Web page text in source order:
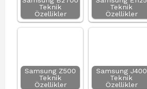
Teknik
Özellikler
Teknik
Özellikler
Samsung Z500
Teknik
Özellikler
Samsung J400
Teknik
Özellikler